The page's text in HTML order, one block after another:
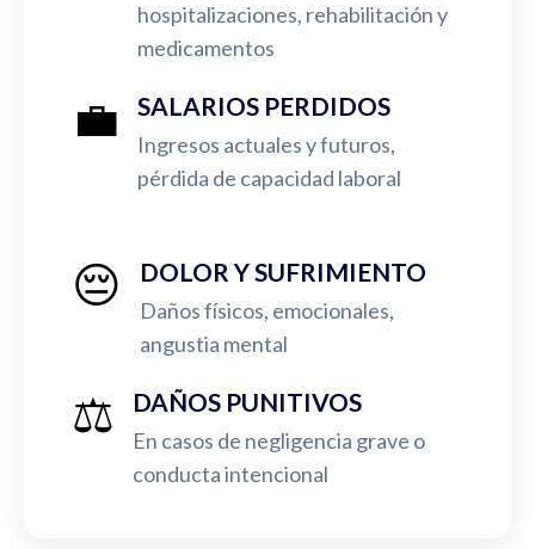
hospitalizaciones, rehabilitación y
medicamentos
💼 SALARIOS PERDIDOS
Ingresos actuales y futuros,
pérdida de capacidad laboral
😔 DOLOR Y SUFRIMIENTO
Daños físicos, emocionales,
angustia mental
⚖️ DAÑOS PUNITIVOS
En casos de negligencia grave o
conducta intencional